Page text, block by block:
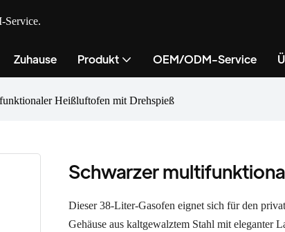
Service.
Zuhause Produkt OEM/ODM-Service
Heißluftofen mit Drehspieß
Schwarzer
Dieser 38-Liter-Gasofen eignet sich für den
Gehäuse aus kaltgewalztem Stahl mit eleganter